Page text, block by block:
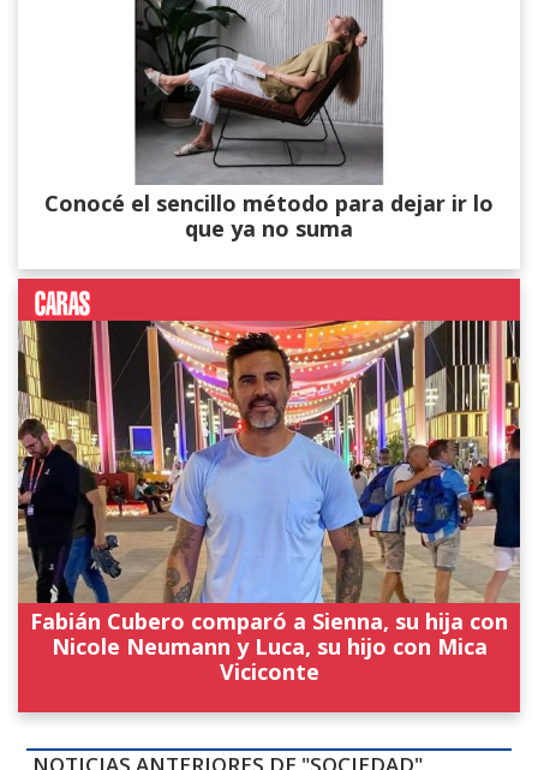
Conocé el sencillo método para dejar ir lo
que ya no suma
Fabián Cubero comparó a Sienna, su hija con
Nicole Neumann y Luca, su hijo con Mica
Viciconte
NOTICIAS ANTERIORES DE "SOCIEDAD"